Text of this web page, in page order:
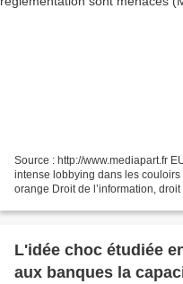
Source : http://www.mediapart.fr
intense lobbying dans les
orange Droit de l’information,
L'idée choc étudiée
aux banques la